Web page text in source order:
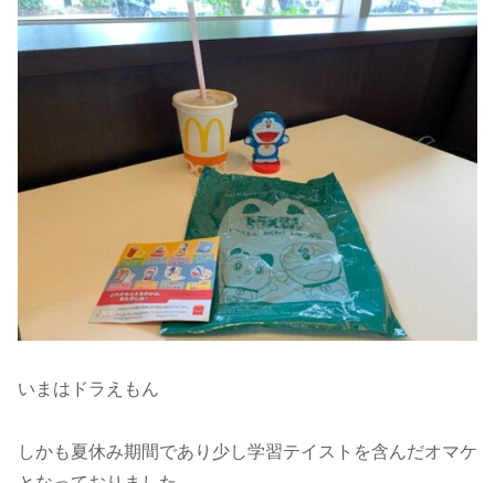
いまはドラえもん
しかも夏休み期間であり少し学習テイストを含んだオマケ